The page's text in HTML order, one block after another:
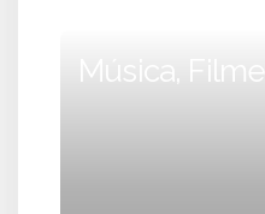
Música, Filme